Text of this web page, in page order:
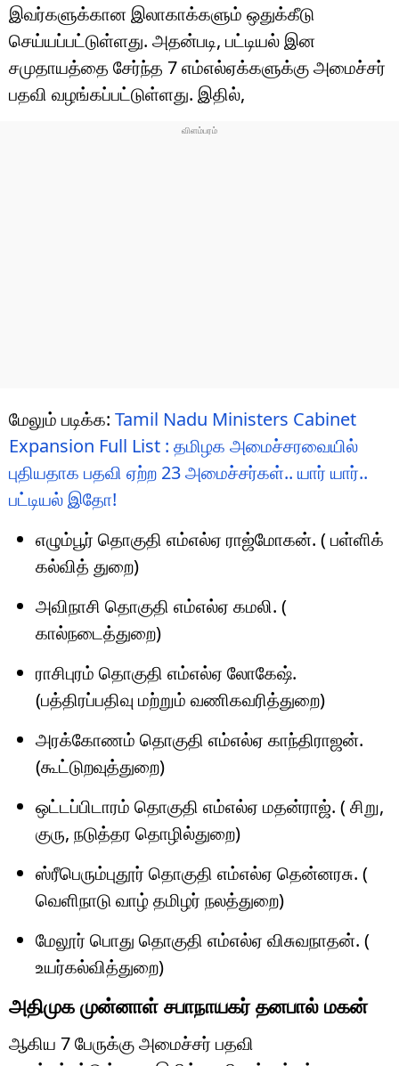
இவர்களுக்கான இலாகாக்களும் ஒதுக்கீடு
செய்யப்பட்டுள்ளது. அதன்படி, பட்டியல் இன
சமுதாயத்தை சேர்ந்த 7 எம்எல்ஏக்களுக்கு அமைச்சர்
பதவி வழங்கப்பட்டுள்ளது. இதில்,
மேலும் படிக்க: Tamil Nadu Ministers Cabinet
Expansion Full List : தமிழக அமைச்சரவையில்
புதியதாக பதவி ஏற்ற 23 அமைச்சர்கள்.. யார் யார்..
பட்டியல் இதோ!
எழும்பூர் தொகுதி எம்எல்ஏ ராஜ்மோகன். ( பள்ளிக்
கல்வித் துறை)
அவிநாசி தொகுதி எம்எல்ஏ கமலி. (
கால்நடைத்துறை)
ராசிபுரம் தொகுதி எம்எல்ஏ லோகேஷ்.
(பத்திரப்பதிவு மற்றும் வணிகவரித்துறை)
அரக்கோணம் தொகுதி எம்எல்ஏ காந்திராஜன்.
(கூட்டுறவுத்துறை)
ஒட்டப்பிடாரம் தொகுதி எம்எல்ஏ மதன்ராஜ். ( சிறு,
குரு, நடுத்தர தொழில்துறை)
ஸ்ரீபெரும்புதூர் தொகுதி எம்எல்ஏ தென்னரசு. (
வெளிநாடு வாழ் தமிழர் நலத்துறை)
மேலூர் பொது தொகுதி எம்எல்ஏ விசுவநாதன். (
உயர்கல்வித்துறை)
அதிமுக முன்னாள் சபாநாயகர் தனபால் மகன்
ஆகிய 7 பேருக்கு அமைச்சர் பதவி